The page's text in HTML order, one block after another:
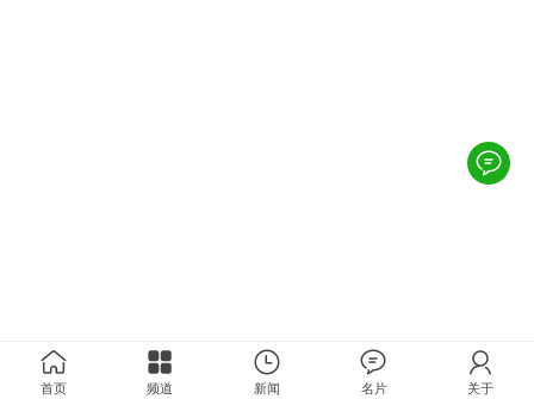
首页 频道 新闻 名片 关于